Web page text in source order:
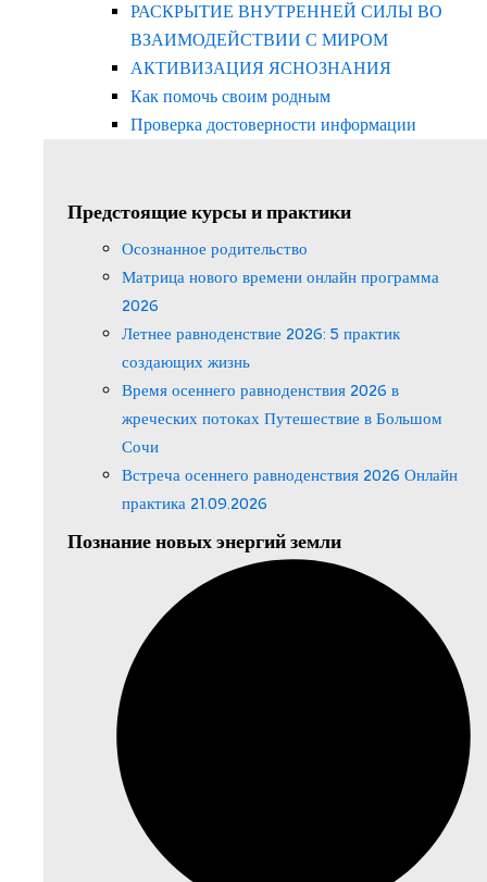
РАСКРЫТИЕ ВНУТРЕННЕЙ СИЛЫ ВО
ВЗАИМОДЕЙСТВИИ С МИРОМ
АКТИВИЗАЦИЯ ЯСНОЗНАНИЯ
Как помочь своим родным
Проверка достоверности информации
Предстоящие курсы и практики
Осознанное родительство
Матрица нового времени онлайн программа
2026
Летнее равноденствие 2026: 5 практик
создающих жизнь
Время осеннего равноденствия 2026 в
жреческих потоках Путешествие в Большом
Сочи
Встреча осеннего равноденствия 2026 Онлайн
практика 21.09.2026
Познание новых энергий земли